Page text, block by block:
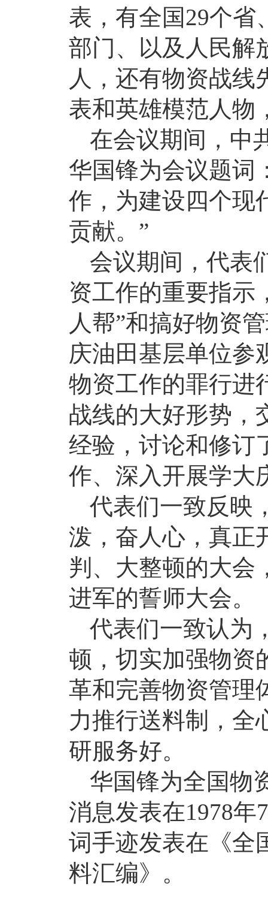
表，有全国29个省
部门、以及人民解
人，还有物资战线
表和英雄模范人物
在会议期间，中
华国锋为会议题词
作，为建设四个现
贡献。”
会议期间，代表
资工作的重要指示
人帮”和搞好物资
庆油田基层单位参
物资工作的罪行进
战线的大好形势，
经验，讨论和修订
作、深入开展学大
代表们一致反映
泼，奋人心，真正
判、大整顿的大会
进军的誓师大会。
代表们一致认为
顿，切实加强物资
革和完善物资管理
力推行送料制，全
研服务好。
华国锋为全国物
消息发表在1978年
词手迹发表在《全
料汇编》。